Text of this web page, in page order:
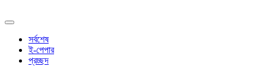
সর্বশেষ
ই-পেপার
প্রচ্ছদ